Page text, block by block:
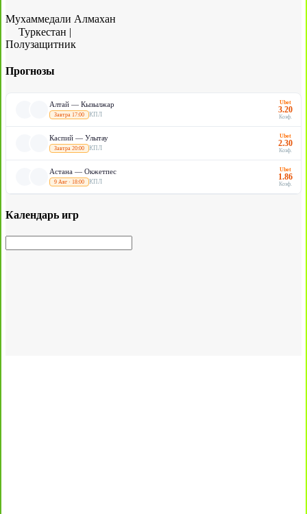
Мухаммедали Алмахан
Туркестан |
Полузащитник
Прогнозы
Алтай — Кызылжар
Завтра 17:00 КПЛ
Ubet
3.20
Коэф.
Каспий — Улытау
Завтра 20:00 КПЛ
Ubet
2.30
Коэф.
Астана — Окжетпес
9 Авг · 18:00 КПЛ
Ubet
1.86
Коэф.
Календарь игр